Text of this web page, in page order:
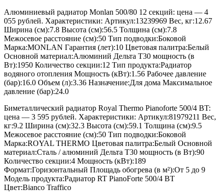
Алюминиевый радиатор Monlan 500/80 12 секций: цена — 4
055 рублей. Характеристики: Артикул:13239969 Вес, кг:12.67
Ширина (см):7.8 Высота (см):56.5 Толщина (см):7.8
Межосевое расстояние (см):50 Тип подводки:Боковой
Марка:MONLAN Гарантия (лет):10 Цветовая палитра:Белый
Основной материал:Алюминий Дельта T30 мощность (в
Вт):1950 Количество секции:12 Тип продукта:Радиатор
водяного отопления Мощность (кВт):1.56 Рабочее давление
(бар):16.0 Объем (л):3.36 Назначение:Для дома Максимальное
давление (бар):24.0
Биметаллический радиатор Royal Thermo Pianoforte 500/4 BT:
цена — 3 595 рублей. Характеристики: Артикул:81979211 Вес,
кг:9.2 Ширина (см):32.3 Высота (см):59.1 Толщина (см):9.5
Межосевое расстояние (см):50 Тип подводки:Боковой
Марка:ROYAL THERMO Цветовая палитра:Белый Основной
материал:Сталь / алюминий Дельта T30 мощность (в Вт):90
Количество секции:4 Мощность (кВт):189
Формат:Горизонтальный Площадь обогрева (в м²):От 5 до 9
Модель продукта:Радиатор RT PianoForte 500/4 BT
Цвет:Bianco Traffico